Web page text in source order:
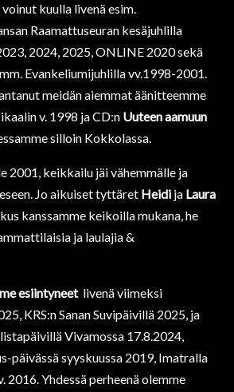
voinut kuulla livenä esim.
Raamattuseuran kesäjuhlilla
2024, 2025, ONLINE 2020 sekä
Evankeliumijuhlilla vv.1998-2001.
meidän aiemmat äänitteemme
v. 1998 ja CD:n Uuteen aamuun
silloin Kokkolassa.
2001, keikkailu jäi vähemmälle ja
Jo aikuiset tyttäret Heidi ja Laura
kanssamme keikoilla mukana, he
ja laulajia &
esiintyneetlivenä viimeksi
KRS:n Sanan Suvipäivillä 2025, ja
Vivamossa 17.8.2024,
päivässä syyskuussa 2019, Imatralla
2016. Yhdessä perheenä olemme